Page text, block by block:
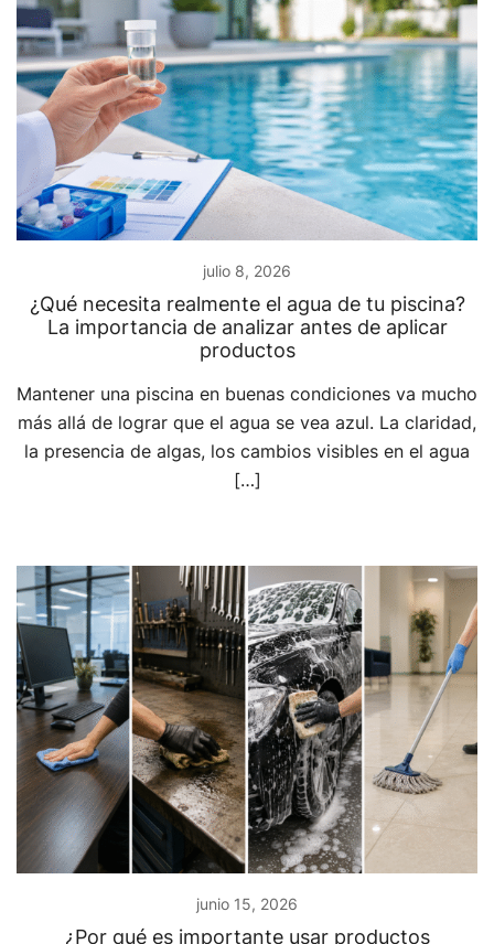
julio 8, 2026
¿Qué necesita realmente el agua de tu piscina?
La importancia de analizar antes de aplicar
productos
Mantener una piscina en buenas condiciones va mucho
más allá de lograr que el agua se vea azul. La claridad,
la presencia de algas, los cambios visibles en el agua
[…]
junio 15, 2026
¿Por qué es importante usar productos